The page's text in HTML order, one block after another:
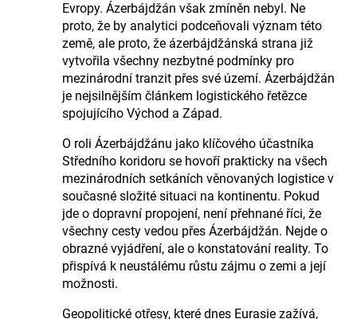
Evropy. Ázerbájdžán však zmíněn nebyl. Ne
proto, že by analytici podceňovali význam této
země, ale proto, že ázerbájdžánská strana již
vytvořila všechny nezbytné podmínky pro
mezinárodní tranzit přes své území. Ázerbájdžán
je nejsilnějším článkem logistického řetězce
spojujícího Východ a Západ.
O roli Ázerbájdžánu jako klíčového účastníka
Středního koridoru se hovoří prakticky na všech
mezinárodních setkáních věnovaných logistice v
současné složité situaci na kontinentu. Pokud
jde o dopravní propojení, není přehnané říci, že
všechny cesty vedou přes Ázerbájdžán. Nejde o
obrazné vyjádření, ale o konstatování reality. To
přispívá k neustálému růstu zájmu o zemi a její
možnosti.
Geopolitické otřesy, které dnes Eurasie zažívá,